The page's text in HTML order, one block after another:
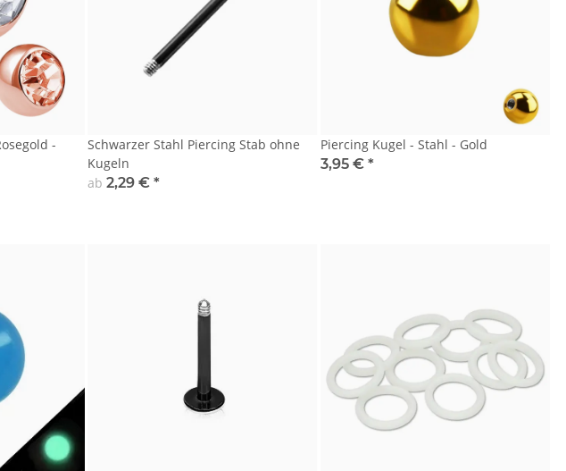
-
Schwarzer Stahl Piercing Stab ohne
Kugeln
ab 2,29 € *
Piercing Kugel - Stahl - Gold
3,95 € *